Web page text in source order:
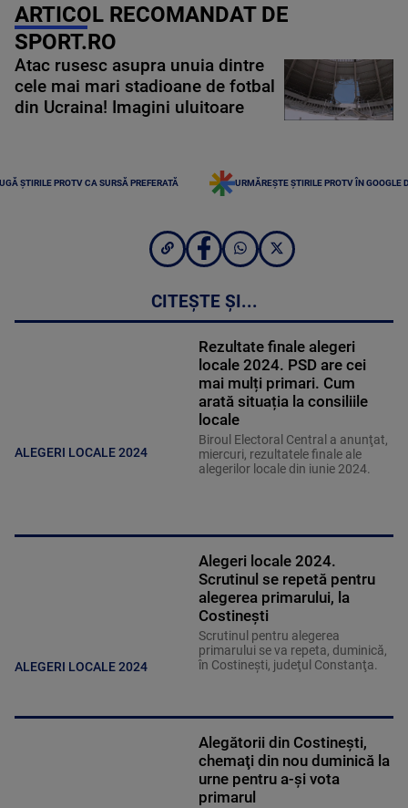
ARTICOL RECOMANDAT DE
SPORT.RO
Atac rusesc asupra unuia dintre
cele mai mari stadioane de fotbal
din Ucraina! Imagini uluitoare
ȘTIRILE PROTV CA SURSĂ PREFERATĂ URMĂREȘTE ȘTIRILE PROTV ÎN GOOGLE
CITEȘTE ȘI...
ALEGERI LOCALE 2024
Rezultate finale alegeri
locale 2024. PSD are cei
mai mulți primari. Cum
arată situația la consiliile
locale
Biroul Electoral Central a anunţat,
miercuri, rezultatele finale ale
alegerilor locale din iunie 2024.
ALEGERI LOCALE 2024
Alegeri locale 2024.
Scrutinul se repetă pentru
alegerea primarului, la
Costineşti
Scrutinul pentru alegerea
primarului se va repeta, duminică,
în Costineşti, judeţul Constanţa.
Alegătorii din Costineşti,
chemaţi din nou duminică la
urne pentru a-şi vota
primarul